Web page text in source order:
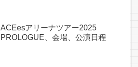
ACEesアリーナツアー2025
PROLOGUE、会場、公演日程